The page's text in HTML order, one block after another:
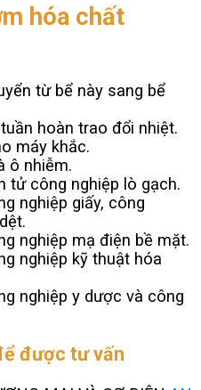
hóa chất
từ bể này sang bể
hoàn trao đổi nhiệt.
máy khắc.
ô nhiễm.
tử công nghiệp lò gạch.
nghiệp giấy, công
nghiệp mạ điện bề mặt.
nghiệp kỹ thuật hóa
nghiệp y dược và công
được tư vấn